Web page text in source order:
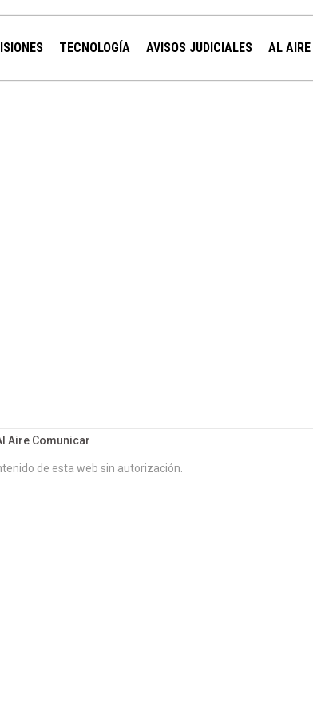
TECNOLOGÍA AVISOS JUDICIALES AL
Aire Comunicar
de esta web sin autorización.